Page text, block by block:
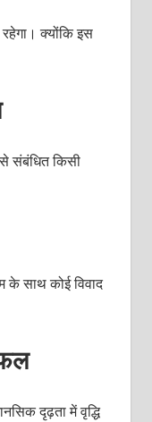
क्योंकि इस
संबंधित किसी
साथ कोई विवाद
दृढ़ता में वृद्धि